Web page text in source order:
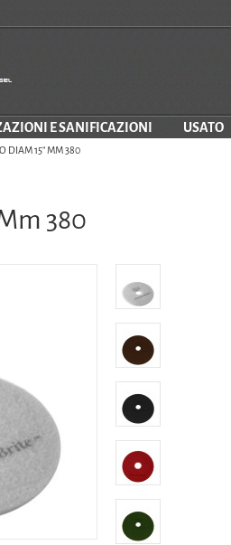
E SANIFICAZIONI USATO
DIAM 15" MM 380
380